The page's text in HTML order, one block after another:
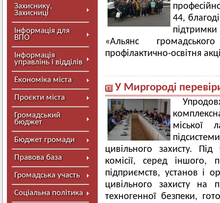
Захиснику,
Захисниці
Інформація для
ВПО
Інформація
управлінь і відділів
Економіка міста
Проєкти міста
Громадський
бюджет
Бюджет громади
Правова база
Громадська участь
Соціальна політика
44,
«Альянс
профілактично-освітня
У Миргороді
міської
цивільного захисту.
комісії, серед іншого,
підприємств, установ і
цивільного захисту на
техногенної безпеки,